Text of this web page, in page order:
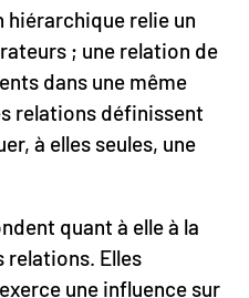
relie un
; une relation de
dans une même
relations définissent
à elles seules, une
quant à elle à la
relations. Elles
une influence sur